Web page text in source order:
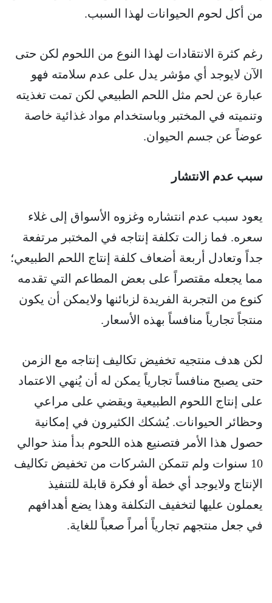
من أكل لحوم الحيوانات لهذا السبب.
رغم كثرة الانتقادات لهذا النوع من اللحوم لكن حتى
الآن لايوجد أي مؤشر يدل على عدم سلامته فهو
عبارة عن لحم مثل اللحم الطبيعي لكن تمت تغذيته
وتنميته في المختبر وباستخدام مواد غذائية خاصة
عوضاً عن جسم الحيوان.
سبب عدم الانتشار
يعود سبب عدم انتشاره وغزوه الأسواق إلى غلاء
سعره. فما زالت تكلفة إنتاجه في المختبر مرتفعة
جداً وتعادل أربعة أضعاف كلفة إنتاج اللحم الطبيعي؛
مما يجعله مقتصراً على بعض المطاعم التي تقدمه
كنوع من التجربة الفريدة لزبائنها ولايمكن أن يكون
منتجاً تجارياً منافساً بهذه الأسعار.
لكن هدف منتجيه تخفيض تكاليف إنتاجه مع الزمن
حتى يصبح منافساً تجارياً يمكن له أن يُنهي الاعتماد
على إنتاج اللحوم الطبيعية ويقضي على مراعي
وحظائر الحيوانات. يُشكك الكثيرون في إمكانية
حصول هذا الأمر فتصنيع هذه اللحوم بدأ منذ حوالي
10 سنوات ولم تتمكن الشركات من تخفيض تكاليف
الإنتاج ولايوجد أي خطة أو فكرة قابلة للتنفيذ
يعملون عليها لتخفيف التكلفة وهذا يضع أهدافهم
في جعل منتجهم تجارياً أمراً صعباً للغاية.